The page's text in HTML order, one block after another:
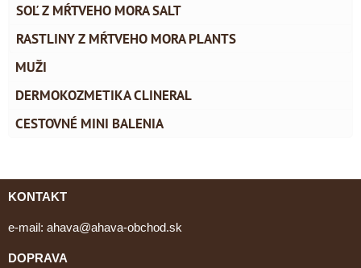
SOĽ Z MŔTVEHO MORA SALT
RASTLINY Z MŔTVEHO MORA PLANTS
MUŽI
DERMOKOZMETIKA CLINERAL
CESTOVNÉ MINI BALENIA
KONTAKT
e-mail: ahava@ahava-obchod.sk
DOPRAVA